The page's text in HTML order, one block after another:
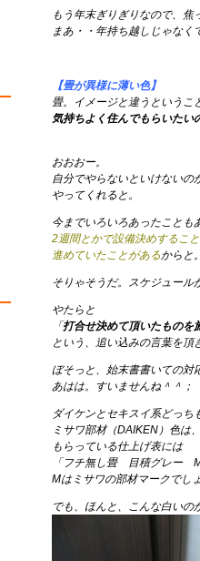
もう年末ぎりぎりなので、
まあ・・年持ち越しじゃなく
【畳が異様に薄い色】
畳。イメージと違うというこ
気持ちよく住んでもらいたい
おおおー。
自分でやらないといけないの
やってくれると。
今までいろいろあったことも
2週間とかで設備決めするこ
進めていたことがあるからと
そりゃそうだ。スケジュール
やたらと
「 打合せ決めて頂いたものを
という、追い込みの言葉を頂
ぼそっと、始末書書いての対
あはは。すいませんね＾＾；
ダイケンとセキスイ系どっち
ミサワ部材（DAIKEN）色は
もらっている仕上げ表には
「フチ無し畳 目積グレー
Mはミサワの部材マークでし
でも、ほんと、こんな白いの